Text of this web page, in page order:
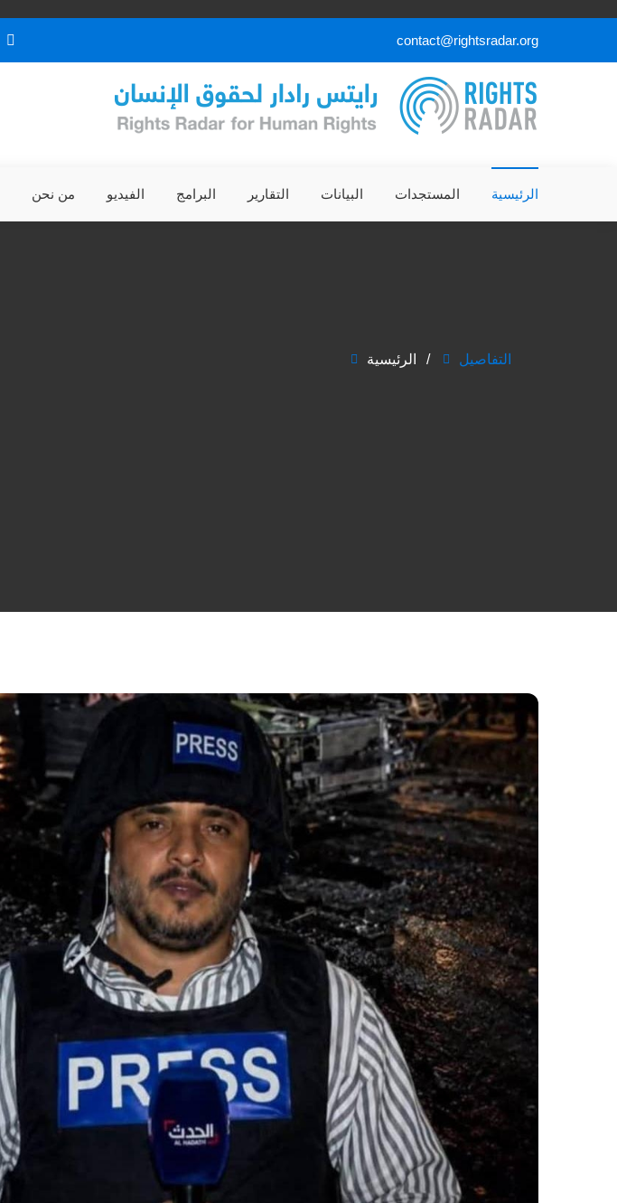
contact@rightsradar.org
من نحن الفيديو البرامج التقارير البيانات المستجدات الرئيسية
الرئيسية التفاصيل